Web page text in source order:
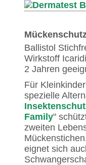
Ballistol
Wirkstoff
2 Jahren
Für
spezielle
Family"
zweiten
eignet sich